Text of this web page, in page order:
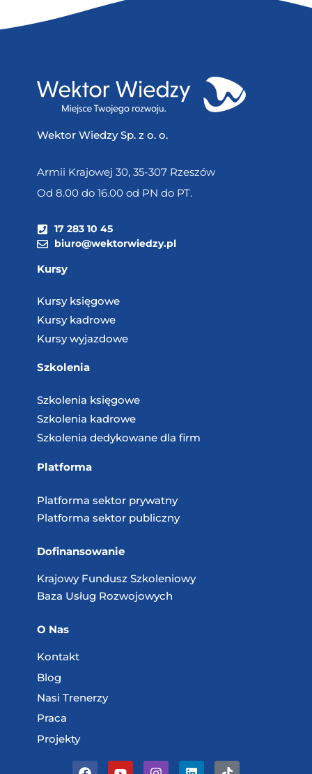
Wektor Wiedzy Sp. z o. o.
Armii Krajowej 30, 35-307 Rzeszów
Od 8.00 do 16.00 od PN do PT.
17 283 10 45
biuro@wektorwiedzy.pl
Kursy
Kursy księgowe
Kursy kadrowe
Kursy wyjazdowe
Szkolenia
Szkolenia księgowe
Szkolenia kadrowe
Szkolenia dedykowane dla firm
Platforma
Platforma sektor prywatny
Platforma sektor publiczny
Dofinansowanie
Krajowy Fundusz Szkoleniowy
Baza Usług Rozwojowych
O Nas
Kontakt
Blog
Nasi Trenerzy
Praca
Projekty